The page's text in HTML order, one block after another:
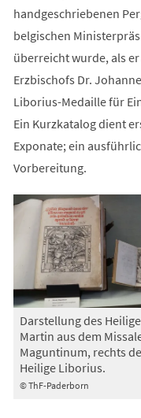
handgeschriebenen
belgischen
überreicht wurde, als
Erzbischofs Dr.
Liborius-Medaille für
Ein Kurzkatalog dient
Exponate; ein
Vorbereitung.
© ThF-Paderborn
Darstellung des
Martin aus dem
Maguntinum, rechts
Heilige Liborius.